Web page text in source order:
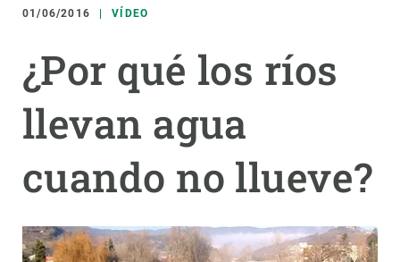
navegación
01/06/2016 VÍDEO
¿Por qué los ríos
llevan agua
cuando no llueve?
Responsive
menu
INVESTIGACIÓN
CIENCIA EN ACCIÓN
ÚNETE A NOSOTROS
NOTICIAS Y AGENDA